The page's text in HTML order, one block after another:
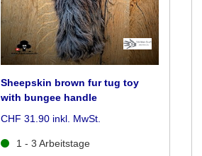
Sheepskin brown fur tug toy
with bungee handle
CHF 31.90 inkl. MwSt.
1 - 3 Arbeitstage